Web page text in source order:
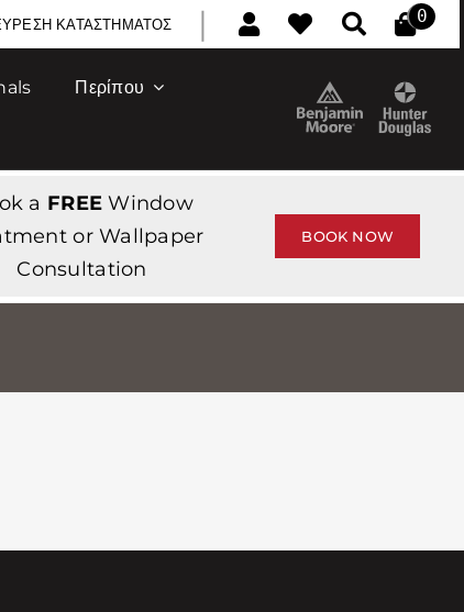
ΚΑΤΑΣΤΉΜΑΤΟΣ | 0
Περίπου
a FREE Window
or Wallpaper
Consultation
BOOK NOW